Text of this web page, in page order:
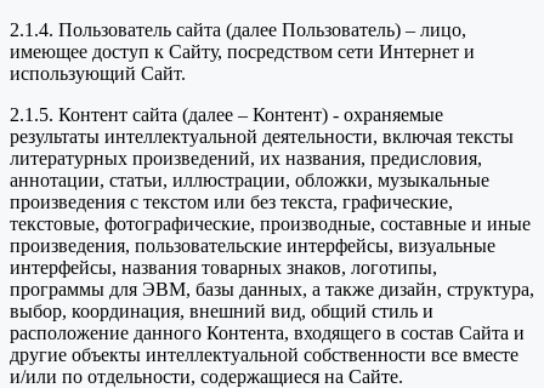
2.1.4. Пользователь сайта (далее Пользователь) – лицо,
имеющее доступ к Сайту, посредством сети Интернет и
использующий Сайт.
2.1.5. Контент сайта (далее – Контент) - охраняемые
результаты интеллектуальной деятельности, включая тексты
литературных произведений, их названия, предисловия,
аннотации, статьи, иллюстрации, обложки, музыкальные
произведения с текстом или без текста, графические,
текстовые, фотографические, производные, составные и иные
произведения, пользовательские интерфейсы, визуальные
интерфейсы, названия товарных знаков, логотипы,
программы для ЭВМ, базы данных, а также дизайн, структура,
выбор, координация, внешний вид, общий стиль и
расположение данного Контента, входящего в состав Сайта и
другие объекты интеллектуальной собственности все вместе
и/или по отдельности, содержащиеся на Сайте.